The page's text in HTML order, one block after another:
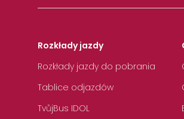
Rozkłady jazdy
Rozkłady jazdy do pobrania
Tablice odjazdów
TvůjBus IDOL